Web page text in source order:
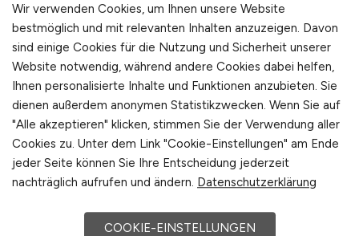
Hohenlohe
Oberschwaben
Sauerland
Holsteinische Schweiz
Wir verwenden Cookies, um Ihnen unsere Website
bestmöglich und mit relevanten Inhalten anzuzeigen. Davon
sind einige Cookies für die Nutzung und Sicherheit unserer
Website notwendig, während andere Cookies dabei helfen,
Ihnen personalisierte Inhalte und Funktionen anzubieten. Sie
dienen außerdem anonymen Statistikzwecken. Wenn Sie auf
"Alle akzeptieren" klicken, stimmen Sie der Verwendung aller
Cookies zu. Unter dem Link "Cookie-Einstellungen" am Ende
jeder Seite können Sie Ihre Entscheidung jederzeit
nachträglich aufrufen und ändern. Datenschutzerklärung
COOKIE-EINSTELLUNGEN